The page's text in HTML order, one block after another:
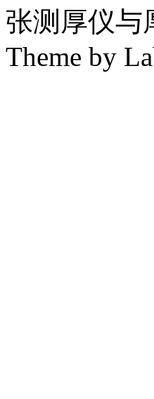
张测厚仪与
Theme by